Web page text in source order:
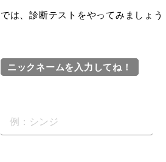
では、診断テストをやってみましょう
ニックネームを入力してね！